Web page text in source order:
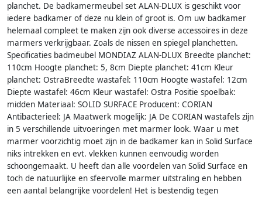
planchet. De badkamermeubel set ALAN-DLUX is geschikt voor
iedere badkamer of deze nu klein of groot is. Om uw badkamer
helemaal compleet te maken zijn ook diverse accessoires in deze
marmers verkrijgbaar. Zoals de nissen en spiegel planchetten.
Specificaties badmeubel MONDIAZ ALAN-DLUX Breedte planchet:
110cm Hoogte planchet: 5, 8cm Diepte planchet: 41cm Kleur
planchet: OstraBreedte wastafel: 110cm Hoogte wastafel: 12cm
Diepte wastafel: 46cm Kleur wastafel: Ostra Positie spoelbak:
midden Materiaal: SOLID SURFACE Producent: CORIAN
Antibacterieel: JA Maatwerk mogelijk: JA De CORIAN wastafels zijn
in 5 verschillende uitvoeringen met marmer look. Waar u met
marmer voorzichtig moet zijn in de badkamer kan in Solid Surface
niks intrekken en evt. vlekken kunnen eenvoudig worden
schoongemaakt. U heeft dan alle voordelen van Solid Surface en
toch de natuurlijke en sfeervolle marmer uitstraling en hebben
een aantal belangrijke voordelen! Het is bestendig tegen